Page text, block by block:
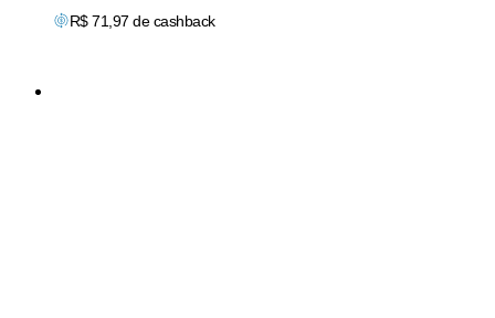
R$71,97 de cashback